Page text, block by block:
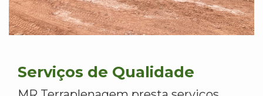
Serviços de Qualidade